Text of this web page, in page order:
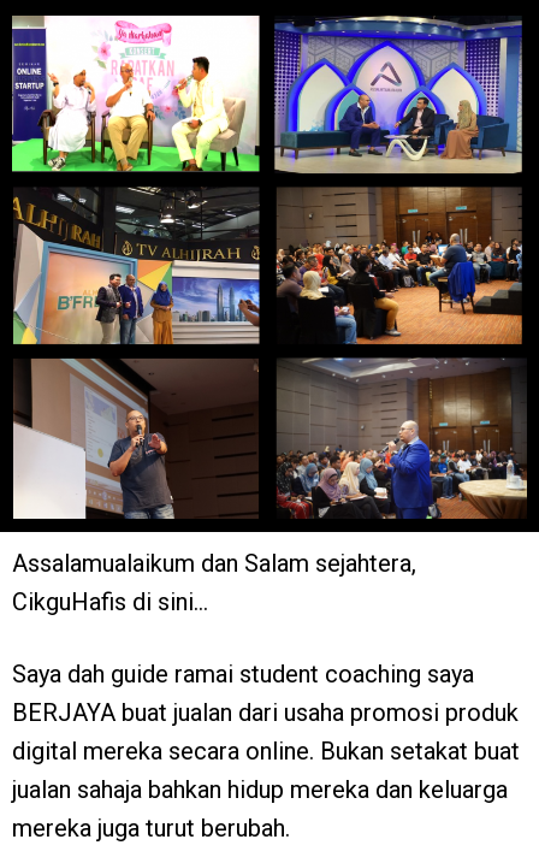
Assalamualaikum dan Salam sejahtera,
CikguHafis di sini…
Saya dah guide ramai student coaching saya
BERJAYA buat jualan dari usaha promosi produk
digital mereka secara online. Bukan setakat buat
jualan sahaja bahkan hidup mereka dan keluarga
mereka juga turut berubah.